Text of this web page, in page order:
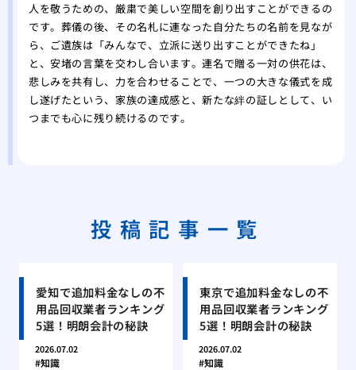
人を敬うための、厳粛で美しい空間を創り出すことができるの
です。葬儀の後、その名札に連なった自分たちの名前を見なが
ら、ご遺族は「みんなで、立派に送り出すことができたね」
と、安堵の言葉を交わし合います。連名で贈る一対の供花は、
悲しみを共有し、力を合わせることで、一つの大きな儀式を成
し遂げたという、家族の達成感と、新たな絆の証しとして、い
つまでも心に残り続けるのです。
投稿記事一覧
愛知で追加料金なしの不
用品回収業者ランキング
5選！明朗会計の秘訣
2026.07.02
知識
東京で追加料金なしの不
用品回収業者ランキング
5選！明朗会計の秘訣
2026.07.02
知識